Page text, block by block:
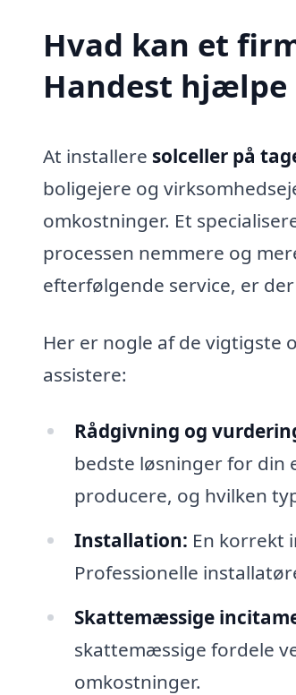
Hvad kan et
Handest hjælpe
At installere solceller på
boligejere og
omkostninger. Et
processen nemmere og
efterfølgende service, er
Her er nogle af de vigtigste
assistere:
Rådgivning og
bedste løsninger for din
producere, og hvilken
Installation: En korrekt
Professionelle
Skattemæssige
skattemæssige fordele
omkostninger.